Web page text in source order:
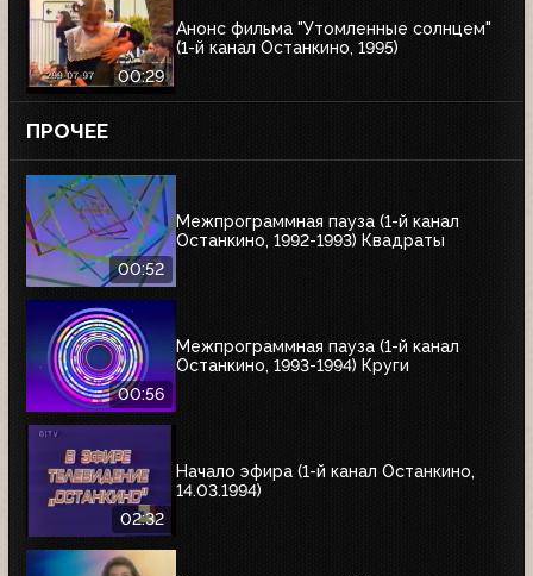
00:29
Анонс фильма "Утомленные солнцем"
(1-й канал Останкино, 1995)
ПРОЧЕЕ
00:52
Межпрограммная пауза (1-й канал
Останкино, 1992-1993) Квадраты
00:56
Межпрограммная пауза (1-й канал
Останкино, 1993-1994) Круги
02:32
Начало эфира (1-й канал Останкино,
14.03.1994)